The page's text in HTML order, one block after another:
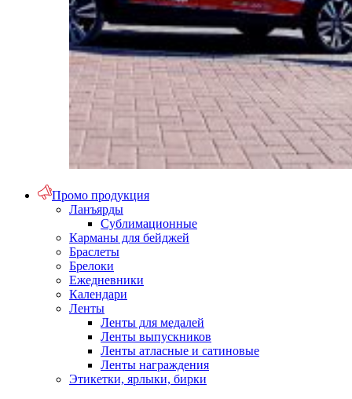
Промо продукция
Ланъярды
Сублимационные
Карманы для бейджей
Браслеты
Брелоки
Ежедневники
Календари
Ленты
Ленты для медалей
Ленты выпускников
Ленты атласные и сатиновые
Ленты награждения
Этикетки, ярлыки, бирки